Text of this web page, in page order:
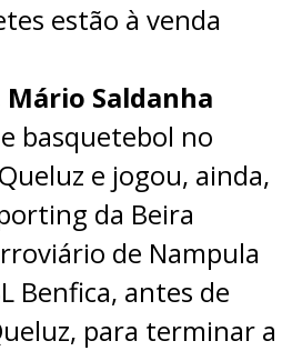
estão à venda
Mário Saldanha
basquetebol no
e jogou, ainda,
da Beira
de Nampula
Benfica, antes de
para terminar a